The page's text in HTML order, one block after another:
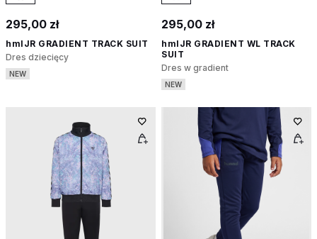
295,00 zł
hmlJR GRADIENT TRACK SUIT
Dres dziecięcy
NEW
295,00 zł
hmlJR GRADIENT WL TRACK
SUIT
Dres w gradient
NEW